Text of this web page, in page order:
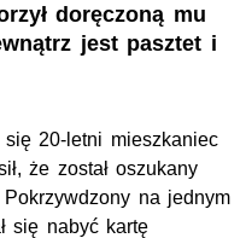
doręczoną mu
jest pasztet i
się 20-letni mieszkaniec
że został oszukany
na jednym
się nabyć kartę